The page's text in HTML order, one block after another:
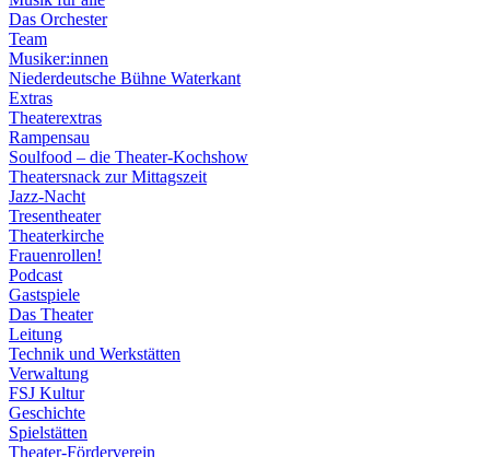
Das Orchester
Team
Musiker:innen
Niederdeutsche Bühne Waterkant
Extras
Theaterextras
Rampensau
Soulfood – die Theater-Kochshow
Theatersnack zur Mittagszeit
Jazz-Nacht
Tresentheater
Theaterkirche
Frauenrollen!
Podcast
Gastspiele
Das Theater
Leitung
Technik und Werkstätten
Verwaltung
FSJ Kultur
Geschichte
Spielstätten
Theater-Förderverein